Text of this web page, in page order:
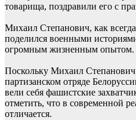
товарища, поздравили его с
Михаил Степанович, как
поделился военными
огромным жизненным опытом.
Поскольку Михаил
партизанском отряде
вели себя фашистские
отметить, что в современной
отличается.